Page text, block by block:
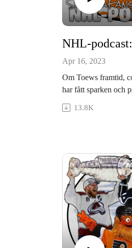
Apr 16, 2023
Om Toews framtid,
har fått sparken och
slutspelet. Det här
poddens sista - tack
13.8K